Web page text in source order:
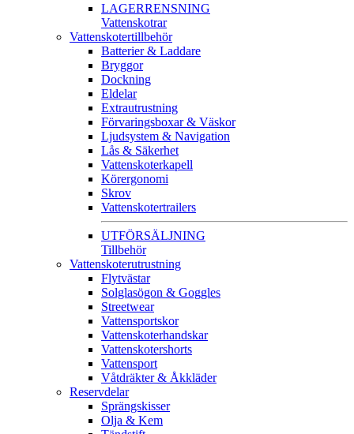
LAGERRENSNING
Vattenskotrar
Vattenskotertillbehör
Batterier & Laddare
Bryggor
Dockning
Eldelar
Extrautrustning
Förvaringsboxar & Väskor
Ljudsystem & Navigation
Lås & Säkerhet
Vattenskoterkapell
Körergonomi
Skrov
Vattenskotertrailers
UTFÖRSÄLJNING
Tillbehör
Vattenskoterutrustning
Flytvästar
Solglasögon & Goggles
Streetwear
Vattensportskor
Vattenskoterhandskar
Vattenskotershorts
Vattensport
Våtdräkter & Åkkläder
Reservdelar
Sprängskisser
Olja & Kem